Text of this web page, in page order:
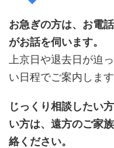
お急ぎの方は、お電
がお話を伺います。
上京日や退去日が迫
い日程でご案内します
じっくり相談したい
い方は、遠方のご家
絡ください。